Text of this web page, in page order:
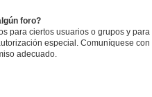
foro?
para ciertos usuarios o grupos y
especial. Comuníquese
adecuado.